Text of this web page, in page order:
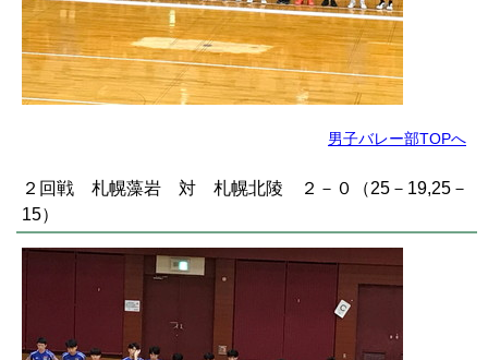
男子バレー部TOPへ
２回戦 札幌藻岩 対 札幌北陵 ２－０（25－19,25－
15）